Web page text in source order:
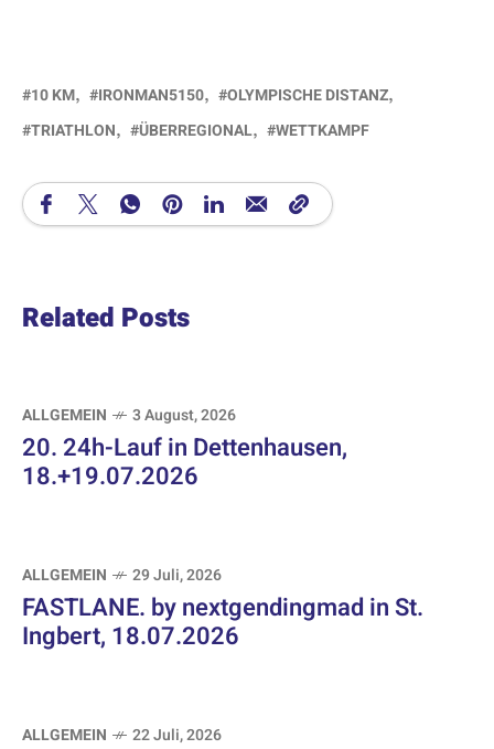
10 KM IRONMAN5150
OLYMPISCHE DISTANZ
TRIATHLON
ÜBERREGIONAL WETTKAMPF
Related Posts
ALLGEMEIN 3 August, 2026
20. 24h-Lauf in Dettenhausen,
18.+19.07.2026
ALLGEMEIN 29 Juli, 2026
FASTLANE. by nextgendingmad in St.
Ingbert, 18.07.2026
ALLGEMEIN 22 Juli, 2026